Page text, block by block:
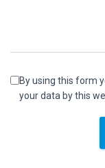
By using this form
your data by this